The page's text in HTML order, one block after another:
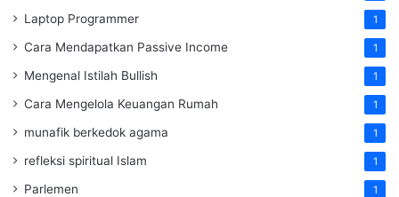
Laptop Programmer 1
Cara Mendapatkan Passive Income 1
Mengenal Istilah Bullish 1
Cara Mengelola Keuangan Rumah 1
munafik berkedok agama 1
refleksi spiritual Islam 1
Parlemen 1